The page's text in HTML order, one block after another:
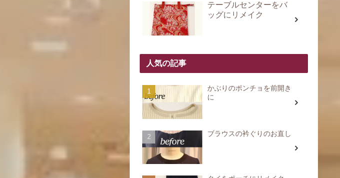
テーブルセンターをバ
ッグにリメイク
人気の記事
かぶりのポンチョを前開き
に
ブラウスの衿ぐりのお直し